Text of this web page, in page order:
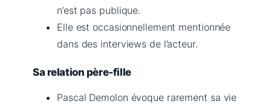
n’est pas publique.
Elle est occasionnellement mentionnée
dans des interviews de l’acteur.
Sa relation père‑fille
Pascal Demolon évoque rarement sa vie